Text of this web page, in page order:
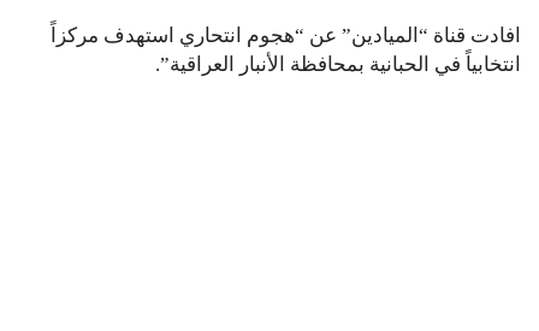
افادت قناة “الميادين” عن “هجوم انتحاري استهدف مركزاً
انتخابياً في الحبانية بمحافظة الأنبار العراقية”.